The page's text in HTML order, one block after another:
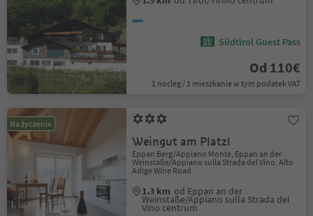
Südtirol Guest Pass
Od 110€
1 nocleg / 1 mieszkanie w tym podatek VAT
Na życzenie
Weingut am Platzl
Eppan Berg/Appiano Monte, Eppan an der
Weinstaße/Appiano sulla Strada del Vino, Alto
Adige Wine Road
1.3 km od Eppan an der
Weinstaße/Appiano sulla Strada del
Vino centrum